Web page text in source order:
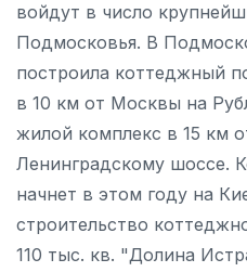
войдут в число
Подмосковья. В
построила коттеджный
в 10 км от Москвы на
жилой комплекс в 15 км
Ленинградскому шоссе.
начнет в этом году на
строительство
110 тыс. кв. "Долина